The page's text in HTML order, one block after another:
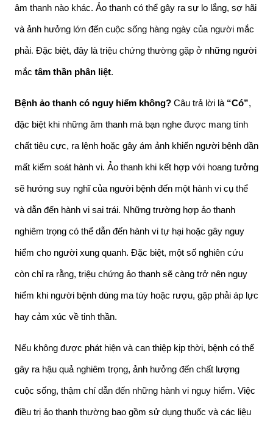
âm thanh nào khác. Ảo thanh có thể gây ra sự lo lắng, sợ hãi
và ảnh hưởng lớn đến cuộc sống hàng ngày của người mắc
phải. Đặc biệt, đây là triệu chứng thường gặp ở những người
mắc tâm thần phân liệt.
Bệnh ảo thanh có nguy hiểm không? Câu trả lời là “Có”,
đặc biệt khi những âm thanh mà bạn nghe được mang tính
chất tiêu cực, ra lệnh hoặc gây ám ảnh khiến người bệnh dần
mất kiểm soát hành vi. Ảo thanh khi kết hợp với hoang tưởng
sẽ hướng suy nghĩ của người bệnh đến một hành vi cụ thể
và dẫn đến hành vi sai trái. Những trường hợp ảo thanh
nghiêm trọng có thể dẫn đến hành vi tự hại hoặc gây nguy
hiểm cho người xung quanh. Đặc biệt, một số nghiên cứu
còn chỉ ra rằng, triệu chứng ảo thanh sẽ càng trở nên nguy
hiểm khi người bệnh dùng ma túy hoặc rượu, gặp phải áp lực
hay cảm xúc về tinh thần.
Nếu không được phát hiện và can thiệp kịp thời, bệnh có thể
gây ra hậu quả nghiêm trọng, ảnh hưởng đến chất lượng
cuộc sống, thậm chí dẫn đến những hành vi nguy hiểm. Việc
điều trị ảo thanh thường bao gồm sử dụng thuốc và các liệu